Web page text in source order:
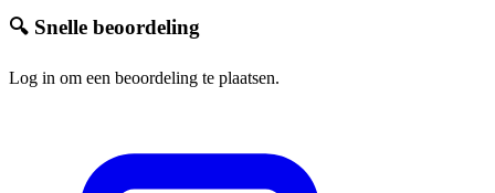
🔍 Snelle beoordeling
Log in om een beoordeling te plaatsen.